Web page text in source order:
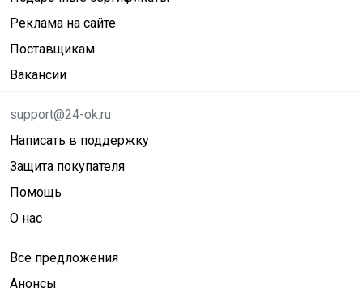
Реклама на сайте
Поставщикам
Вакансии
support@24-ok.ru
Написать в поддержку
Защита покупателя
Помощь
О нас
Все предложения
Анонсы